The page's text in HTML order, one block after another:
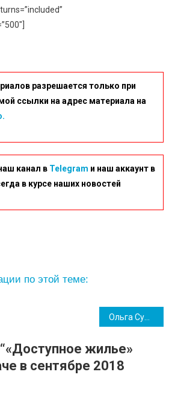
разрешается только при
ссылки на адрес материала на
канал в Telegram и наш аккаунт в
в курсе наших новостей
по этой теме:
Ольга Сумская о пляже в Южном: «чистота…а кукуруза, как в детстве»
«Доступное жилье»
в сентябре 2018